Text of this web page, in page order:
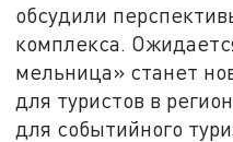
обсудили
комплекса.
мельница» станет
для туристов в
для событийного